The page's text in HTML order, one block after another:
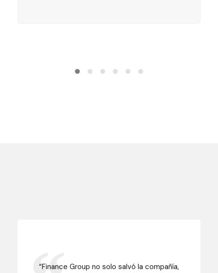
“Finance Group no solo salvó la compañía,